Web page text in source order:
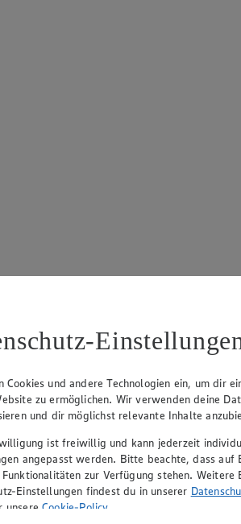
Klingsiek (Vorstandsmitglied), Ulf-U.
Mark Rosenkranz (Geschäftsführer),
Cookies und andere Technologien ein, um dir
zu ermöglichen. Wir verwenden deine
und dir möglichst relevante Inhalte
ist freiwillig und kann jederzeit
angepasst werden. Bitte beachte, dass auf
zur Verfügung stehen. Weitere
Einstellungen findest du in unserer
unsereCookie-Policy.